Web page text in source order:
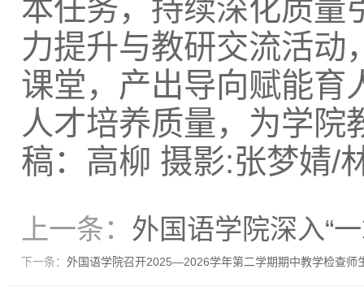
本任务，持续深化质量
力提升与教研交流活动
课堂，产出导向赋能育
人才培养质量，为学院
稿：高柳 摄影:张梦婧/
上一条： 外国语学院深入“
下一条： 外国语学院召开2025—2026学年第二学期期中教学检查师